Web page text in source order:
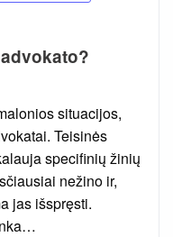
situacijos,
Teisinės
specifinių žinių
nežino ir,
jas išspręsti.